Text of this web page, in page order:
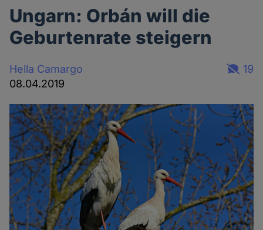
Ungarn: Orbán will die
Geburtenrate steigern
Hella Camargo
08.04.2019
19